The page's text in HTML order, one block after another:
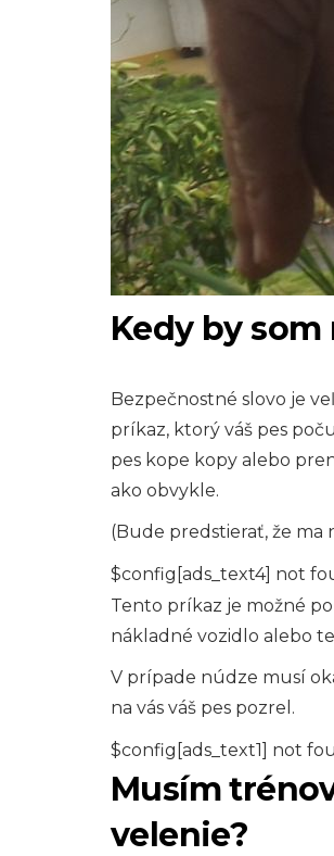
Kedy by
Bezpečnostné slovo je
príkaz, ktorý váš pes
pes kope kopy alebo
ako obvykle.
(Bude predstierať, že ma
$config[ads_text4] not
Tento príkaz je možné
nákladné vozidlo alebo
V prípade núdze musí
na vás váš pes pozrel.
$config[ads_text1] not
Musím
velenie?